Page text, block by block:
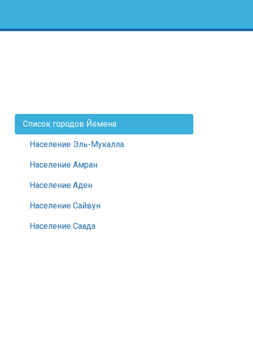
Список городов Йемена
Население Эль-Мукалла
Население Амран
Население Аден
Население Сайвун
Население Саада